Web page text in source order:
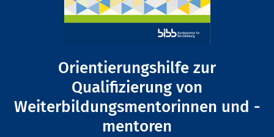
Orientierungshilfe zur
Qualifizierung von
Weiterbildungsmentorinnen und -
mentoren